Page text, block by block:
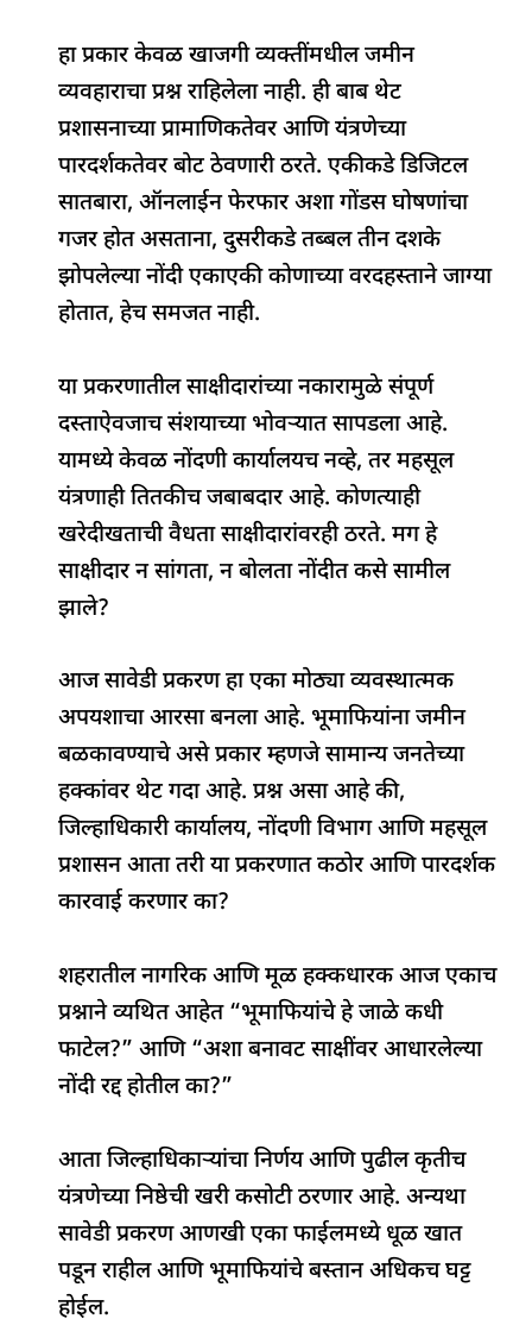
हा प्रकार केवळ खाजगी व्यक्तींमधील जमीन
व्यवहाराचा प्रश्न राहिलेला नाही. ही बाब थेट
प्रशासनाच्या प्रामाणिकतेवर आणि यंत्रणेच्या
पारदर्शकतेवर बोट ठेवणारी ठरते. एकीकडे डिजिटल
सातबारा, ऑनलाईन फेरफार अशा गोंडस घोषणांचा
गजर होत असताना, दुसरीकडे तब्बल तीन दशके
झोपलेल्या नोंदी एकाएकी कोणाच्या वरदहस्ताने जाग्या
होतात, हेच समजत नाही.
या प्रकरणातील साक्षीदारांच्या नकारामुळे संपूर्ण
दस्ताऐवजाच संशयाच्या भोवऱ्यात सापडला आहे.
यामध्ये केवळ नोंदणी कार्यालयच नव्हे, तर महसूल
यंत्रणाही तितकीच जबाबदार आहे. कोणत्याही
खरेदीखताची वैधता साक्षीदारांवरही ठरते. मग हे
साक्षीदार न सांगता, न बोलता नोंदीत कसे सामील
झाले?
आज सावेडी प्रकरण हा एका मोठ्या व्यवस्थात्मक
अपयशाचा आरसा बनला आहे. भूमाफियांना जमीन
बळकावण्याचे असे प्रकार म्हणजे सामान्य जनतेच्या
हक्कांवर थेट गदा आहे. प्रश्न असा आहे की,
जिल्हाधिकारी कार्यालय, नोंदणी विभाग आणि महसूल
प्रशासन आता तरी या प्रकरणात कठोर आणि पारदर्शक
कारवाई करणार का?
शहरातील नागरिक आणि मूळ हक्कधारक आज एकाच
प्रश्नाने व्यथित आहेत “भूमाफियांचे हे जाळे कधी
फाटेल?” आणि “अशा बनावट साक्षींवर आधारलेल्या
नोंदी रद्द होतील का?”
आता जिल्हाधिकाऱ्यांचा निर्णय आणि पुढील कृतीच
यंत्रणेच्या निष्ठेची खरी कसोटी ठरणार आहे. अन्यथा
सावेडी प्रकरण आणखी एका फाईलमध्ये धूळ खात
पडून राहील आणि भूमाफियांचे बस्तान अधिकच घट्ट
होईल.